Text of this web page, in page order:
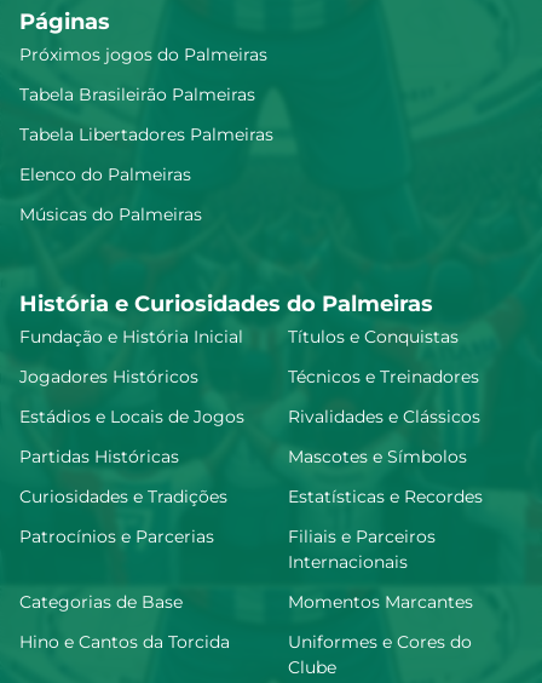
Páginas
Próximos jogos do Palmeiras
Tabela Brasileirão Palmeiras
Tabela Libertadores Palmeiras
Elenco do Palmeiras
Músicas do Palmeiras
História e Curiosidades do Palmeiras
Fundação e História Inicial
Títulos e Conquistas
Jogadores Históricos
Técnicos e Treinadores
Estádios e Locais de Jogos
Rivalidades e Clássicos
Partidas Históricas
Mascotes e Símbolos
Curiosidades e Tradições
Estatísticas e Recordes
Patrocínios e Parcerias
Filiais e Parceiros
Internacionais
Categorias de Base
Momentos Marcantes
Hino e Cantos da Torcida
Uniformes e Cores do
Clube